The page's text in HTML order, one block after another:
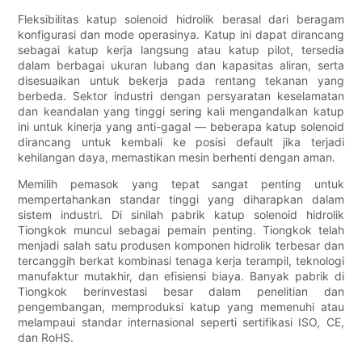
Fleksibilitas katup solenoid hidrolik berasal dari beragam
konfigurasi dan mode operasinya. Katup ini dapat dirancang
sebagai katup kerja langsung atau katup pilot, tersedia
dalam berbagai ukuran lubang dan kapasitas aliran, serta
disesuaikan untuk bekerja pada rentang tekanan yang
berbeda. Sektor industri dengan persyaratan keselamatan
dan keandalan yang tinggi sering kali mengandalkan katup
ini untuk kinerja yang anti-gagal — beberapa katup solenoid
dirancang untuk kembali ke posisi default jika terjadi
kehilangan daya, memastikan mesin berhenti dengan aman.
Memilih pemasok yang tepat sangat penting untuk
mempertahankan standar tinggi yang diharapkan dalam
sistem industri. Di sinilah pabrik katup solenoid hidrolik
Tiongkok muncul sebagai pemain penting. Tiongkok telah
menjadi salah satu produsen komponen hidrolik terbesar dan
tercanggih berkat kombinasi tenaga kerja terampil, teknologi
manufaktur mutakhir, dan efisiensi biaya. Banyak pabrik di
Tiongkok berinvestasi besar dalam penelitian dan
pengembangan, memproduksi katup yang memenuhi atau
melampaui standar internasional seperti sertifikasi ISO, CE,
dan RoHS.